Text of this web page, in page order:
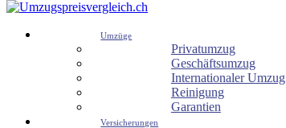
Umzüge
Privatumzug
Geschäftsumzug
Internationaler Umzug
Reinigung
Garantien
Versicherungen